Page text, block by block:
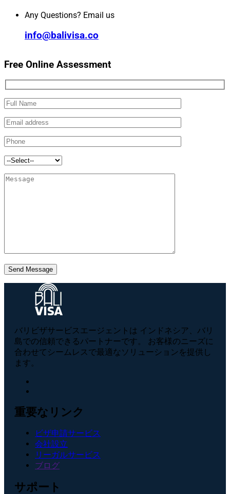
Any Questions? Email us
info@balivisa.co
Free Online Assessment
Send Message
バリビザサービスエージェントは インドネシア、バリ
島での信頼できるパートナーです。 お客様のニーズに
合わせてシームレスで最適なソリューションを提供し
ます。
重要なリンク
ビザ申請サービス
会社設立
リーガルサービス
ブログ
サポート